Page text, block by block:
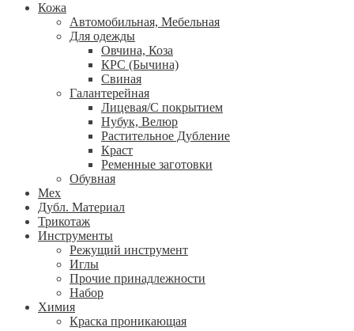
Кожа
Автомобильная, Мебельная
Для одежды
Овчина, Коза
КРС (Бычина)
Свиная
Галантерейная
Лицевая/С покрытием
Нубук, Велюр
Растительное Дубление
Краст
Ременные заготовки
Обувная
Мех
Дубл. Материал
Трикотаж
Инструменты
Режущий инструмент
Иглы
Прочие принадлежности
Набор
Химия
Краска проникающая